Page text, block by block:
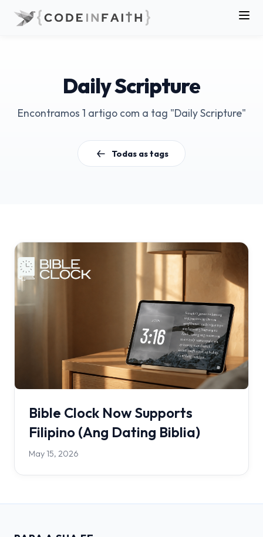
Daily Scripture
Encontramos 1 artigo com a tag "Daily Scripture"
Todas as tags
Bible Clock Now Supports
Filipino (Ang Dating Biblia)
May 15, 2026